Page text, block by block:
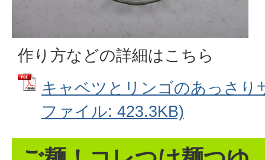
作り方などの詳細はこちら
キャベツとリンゴのあっさり
ファイル: 423.3KB)